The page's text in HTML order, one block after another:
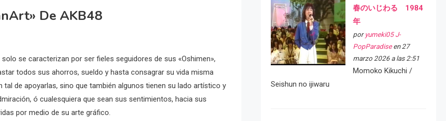
De AKB48
se caracterizan por ser fieles seguidores de sus «Oshimen»,
todos sus ahorros, sueldo y hasta consagrar su vida misma
tal de apoyarlas, sino que también algunos tienen su lado artístico y
ó cualesquiera que sean sus sentimientos, hacia sus
por medio de su arte gráfico.
春のいじわる 1984
年
por yumeki05 J-
PopParadiseen 27
marzo 2026 a las 2:51
Momoko Kikuchi /
Seishun no ijiwaru